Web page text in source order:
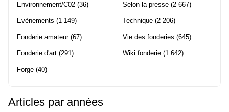
Environnement/C02 (36)
Evènements (1 149)
Fonderie amateur(67)
Fonderie d'art (291)
Forge (40)
Selon la presse (2 667)
Technique (2 206)
Vie des fonderies (645)
Wiki fonderie (1 642)
Articles par années